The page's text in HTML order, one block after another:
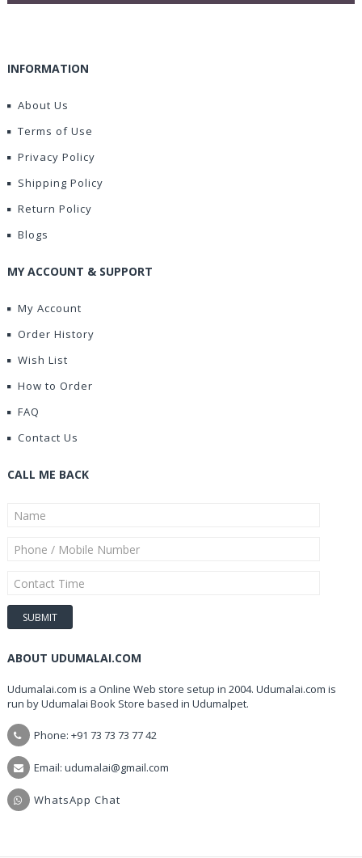
INFORMATION
About Us
Terms of Use
Privacy Policy
Shipping Policy
Return Policy
Blogs
MY ACCOUNT & SUPPORT
My Account
Order History
Wish List
How to Order
FAQ
Contact Us
CALL ME BACK
ABOUT UDUMALAI.COM
Udumalai.com is a Online Web store setup in 2004. Udumalai.com is
run by Udumalai Book Store based in Udumalpet.
Phone: +91 73 73 73 77 42
Email: udumalai@gmail.com
WhatsApp Chat